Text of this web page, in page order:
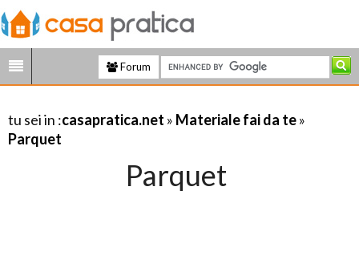
Forum
tu sei in :casapratica.net » Materiale fai da te»
Parquet
Parquet